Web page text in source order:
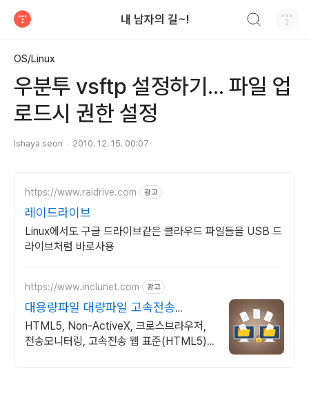
내 남자의 길~!
OS/Linux
우분투 vsftp 설정하기... 파일 업
로드시 권한 설정
Ishaya seon 2010. 12. 15. 00:07
https://www.raidrive.com 광고
레이드라이브
Linux에서도 구글 드라이브같은 클라우드 파일들을 USB 드
라이브처럼 바로사용
https://www.inclunet.com 광고
대용량파일 대량파일 고속전송
TeraTransfer
HTML5, Non-ActiveX, 크로스브라우저,
전송모니터링, 고속전송 웹 표준(HTML5)